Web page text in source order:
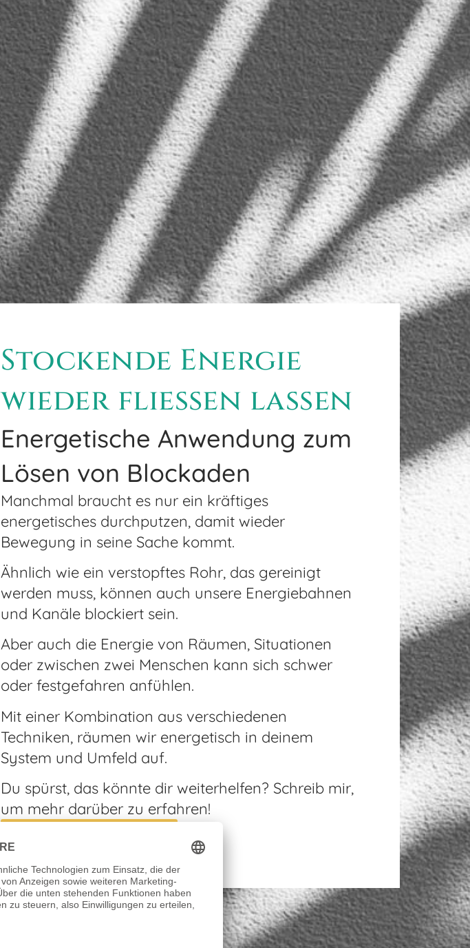
Stockende Energie
wieder fließen lassen
Energetische Anwendung zum
Lösen von Blockaden
Manchmal braucht es nur ein kräftiges
energetisches durchputzen, damit wieder
Bewegung in seine Sache kommt.
Ähnlich wie ein verstopftes Rohr, das gereinigt
werden muss, können auch unsere Energiebahnen
und Kanäle blockiert sein.
Aber auch die Energie von Räumen, Situationen
oder zwischen zwei Menschen kann sich schwer
oder festgefahren anfühlen.
Mit einer Kombination aus verschiedenen
Techniken, räumen wir energetisch in deinem
System und Umfeld auf.
Du spürst, das könnte dir weiterhelfen? Schreib mir,
um mehr darüber zu erfahren!